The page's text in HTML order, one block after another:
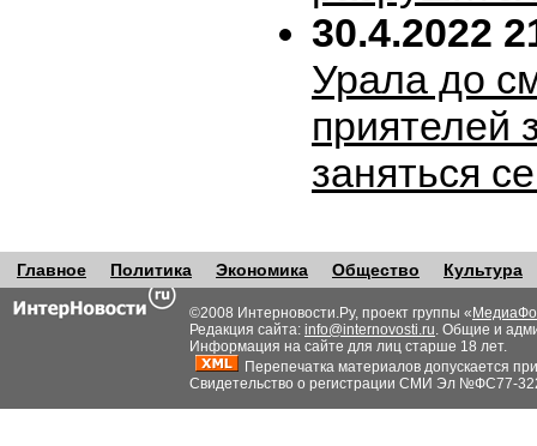
30.4.2022
Урала до
приятелей
заняться
Главное Политика Экономика Общество Культура
©2008 Интерновости.Ру, проект группы «
Редакция сайта: info@internovosti.ru. Общие и
Информация на сайте для лиц старше 18 лет.
Перепечатка материалов допускается
Свидетельство о регистрации СМИ Эл №ФС77-